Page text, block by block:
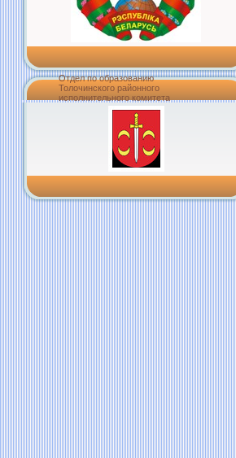
Отдел по образованию
Толочинского районного
исполнительного комитета